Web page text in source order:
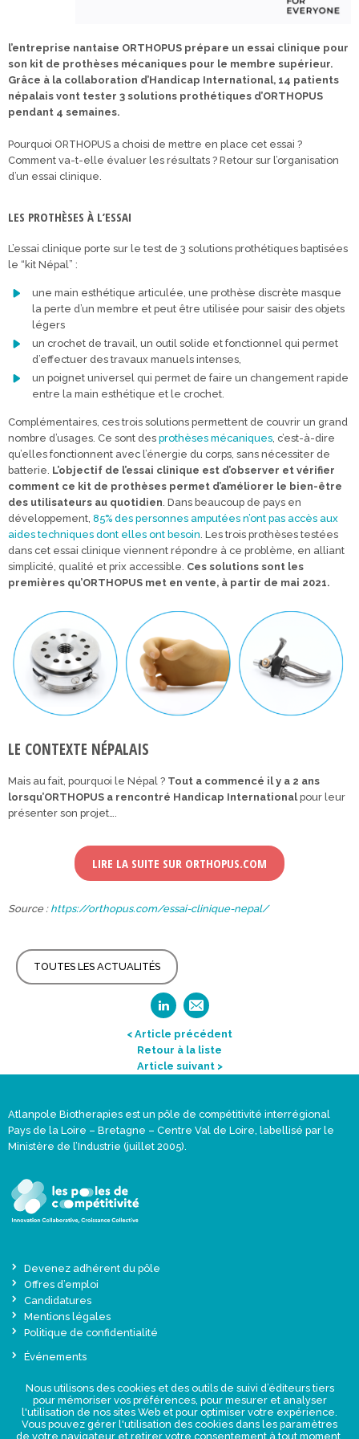
l’entreprise nantaise ORTHOPUS prépare un essai clinique pour
son kit de prothèses mécaniques pour le membre supérieur.
Grâce à la collaboration d’Handicap International, 14 patients
népalais vont tester 3 solutions prothétiques d’ORTHOPUS
pendant 4 semaines.
Pourquoi ORTHOPUS a choisi de mettre en place cet essai ?
Comment va-t-elle évaluer les résultats ? Retour sur l’organisation
d’un essai clinique.
LES PROTHÈSES À L’ESSAI
L’essai clinique porte sur le test de 3 solutions prothétiques baptisées
le “kit Népal” :
une main esthétique articulée, une prothèse discrète masque
la perte d’un membre et peut être utilisée pour saisir des objets
légers
un crochet de travail, un outil solide et fonctionnel qui permet
d’effectuer des travaux manuels intenses,
un poignet universel qui permet de faire un changement rapide
entre la main esthétique et le crochet.
Complémentaires, ces trois solutions permettent de couvrir un grand
nombre d’usages. Ce sont des prothèses mécaniques , c’est-à-dire
qu’elles fonctionnent avec l’énergie du corps, sans nécessiter de
batterie. L’objectif de l’essai clinique est d’observer et vérifier
comment ce kit de prothèses permet d’améliorer le bien-être
des utilisateurs au quotidien . Dans beaucoup de pays en
développement, 85% des personnes amputées n’ont pas accès aux
aides techniques dont elles ont besoin . Les trois prothèses testées
dans cet essai clinique viennent répondre à ce problème, en alliant
simplicité, qualité et prix accessible. Ces solutions sont les
premières qu’ORTHOPUS met en vente, à partir de mai 2021.
LE CONTEXTE NÉPALAIS
Mais au fait, pourquoi le Népal ? Tout a commencé il y a 2 ans
lorsqu’ORTHOPUS a rencontré Handicap International pour leur
présenter son projet….
LIRE LA SUITE SUR ORTHOPUS.COM
Source : https://orthopus.com/essai-clinique-nepal/
TOUTES LES ACTUALITÉS
< Article précédent
Retour à la liste
Article suivant >
Atlanpole Biotherapies est un pôle de compétitivité interrégional
Pays de la Loire – Bretagne – Centre Val de Loire, labellisé par le
Ministère de l’Industrie (juillet 2005).
Devenez adhérent du pôle
Offres d’emploi
Candidatures
Mentions légales
Politique de confidentialité
Événements
Une offre globale sur-mesure
Presse
Nous utilisons des cookies et des outils de suivi d’éditeurs tiers
pour mémoriser vos préférences, pour mesurer et analyser
l'utilisation de nos sites Web et pour optimiser votre expérience.
Vous pouvez gérer l'utilisation des cookies dans les paramètres
de votre navigateur et retirer votre consentement à tout moment.